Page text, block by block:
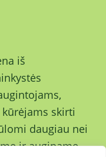
iš
skirti
daugiau nei
ir auginame